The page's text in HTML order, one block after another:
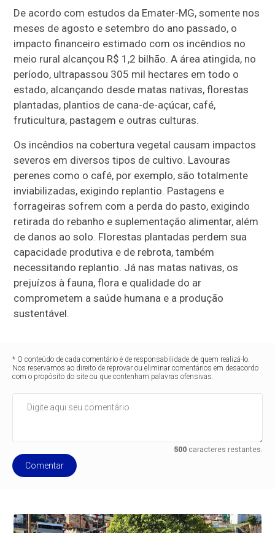
De acordo com estudos da Emater-MG, somente nos
meses de agosto e setembro do ano passado, o
impacto financeiro estimado com os incêndios no
meio rural alcançou R$ 1,2 bilhão. A área atingida, no
período, ultrapassou 305 mil hectares em todo o
estado, alcançando desde matas nativas, florestas
plantadas, plantios de cana-de-açúcar, café,
fruticultura, pastagem e outras culturas.
Os incêndios na cobertura vegetal causam impactos
severos em diversos tipos de cultivo. Lavouras
perenes como o café, por exemplo, são totalmente
inviabilizadas, exigindo replantio. Pastagens e
forrageiras sofrem com a perda do pasto, exigindo
retirada do rebanho e suplementação alimentar, além
de danos ao solo. Florestas plantadas perdem sua
capacidade produtiva e de rebrota, também
necessitando replantio. Já nas matas nativas, os
prejuízos à fauna, flora e qualidade do ar
comprometem a saúde humana e a produção
sustentável.
* O conteúdo de cada comentário é de responsabilidade de quem realizá-lo.
Nos reservamos ao direito de reprovar ou eliminar comentários em desacordo
com o propósito do site ou que contenham palavras ofensivas.
500caracteres restantes.
Comentar